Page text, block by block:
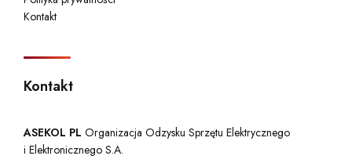
Kontakt
Kontakt
ASEKOL PL Organizacja Odzysku Sprzętu Elektrycznego
i Elektronicznego S.A.